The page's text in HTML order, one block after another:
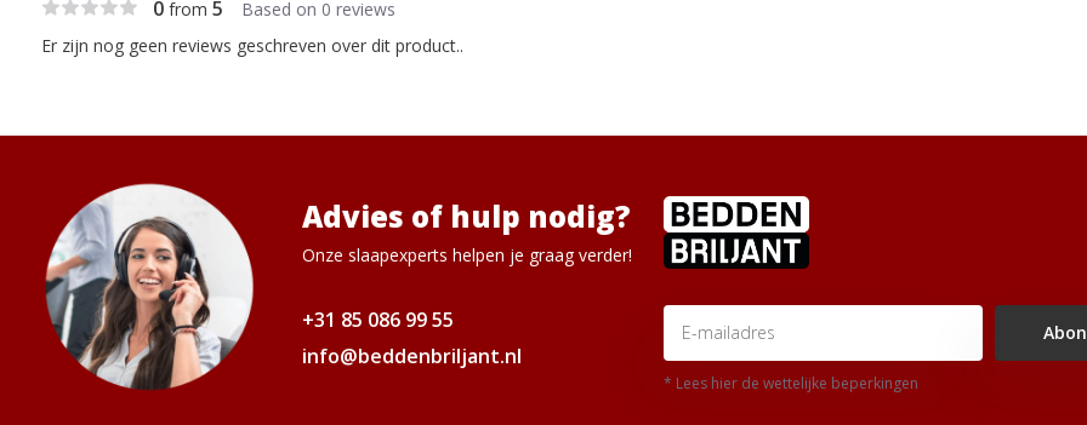
0from 5
Based on 0 reviews
Er zijn nog geen reviews geschreven over dit product..
Advies of hulp nodig?
Onze slaapexperts helpen je graag verder!
+31 85 086 99 55
info@beddenbriljant.nl
* Lees hier de wettelijke beperkingen